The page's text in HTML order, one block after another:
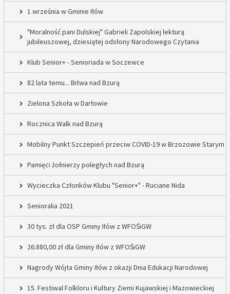
1 września w Gminie Iłów
"Moralność pani Dulskiej" Gabrieli Zapolskiej lekturą
jubileuszowej, dziesiątej odsłony Narodowego Czytania
Klub Senior+ - Senioriada w Soczewce
82 lata temu... Bitwa nad Bzurą
Zielona Szkoła w Darłowie
Rocznica Walk nad Bzurą
Mobilny Punkt Szczepień przeciw COVID-19 w Brzozowie Starym
Pamięci żołnierzy poległych nad Bzurą
Wycieczka Członków Klubu "Senior+" - Ruciane Nida
Senioralia 2021
30 tys. zł dla OSP Gminy Iłów z WFOŚiGW
26.880,00 zł dla Gminy Iłów z WFOŚiGW
Nagrody Wójta Gminy Iłów z okazji Dnia Edukacji Narodowej
15. Festiwal Folkloru i Kultury Ziemi Kujawskiej i Mazowieckiej